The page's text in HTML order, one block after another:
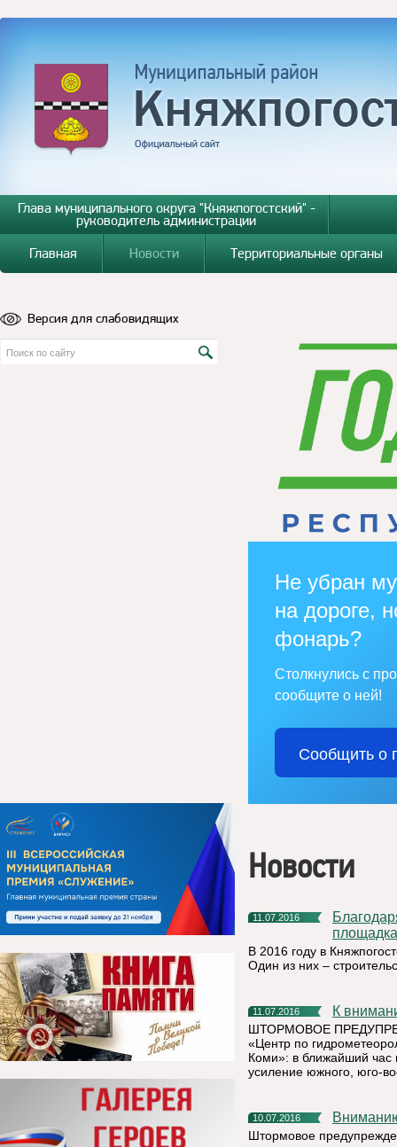
Глава муниципального округа "Княжпогостский" -
руководитель администрации
Главная
Новости Территориальные органы
Версия для слабовидящих
Не убран
на дороге,
фонарь?
Столкнулись с
сообщите о ней!
Сообщить о
Новости
11.07.2016
Благодаря малому проекту в д. Онежье появится убойная
площадка
В 2016 году в
Один из них –
11.07.2016 К
ШТОРМОВОЕ
«Центр по
Коми»: в ближайший час
усиление южного, юго-
10.07.2016
Штормовое